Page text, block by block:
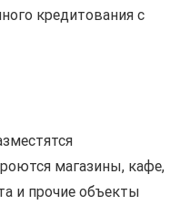
кредитования с
магазины, кафе,
и прочие объекты